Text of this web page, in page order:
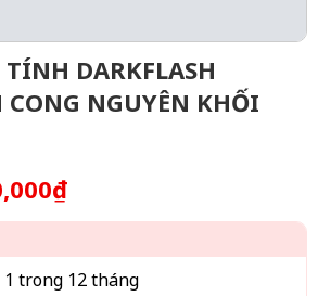
TÍNH DARKFLASH
NGUYÊN KHỐI
trong 12 tháng